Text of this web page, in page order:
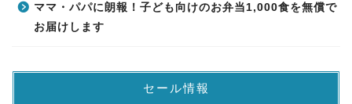
ママ・パパに朗報！子ども向けのお弁当1,000食を無償で
お届けします
セール情報